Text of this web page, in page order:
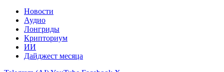
Новости
Аудио
Лонгриды
Крипториум
ИИ
Дайджест месяца